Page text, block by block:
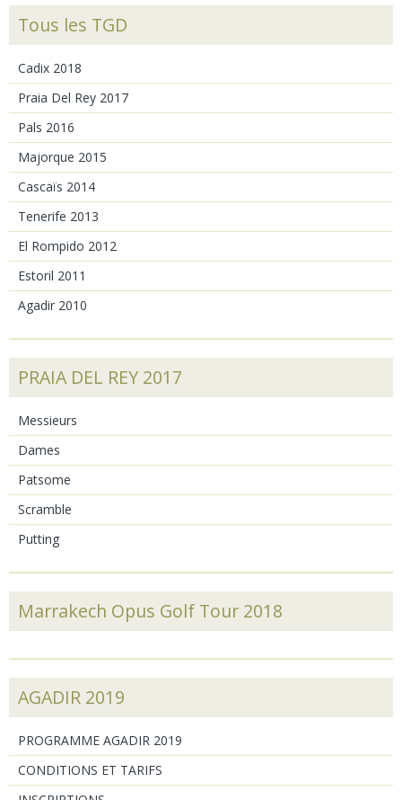
Tous les TGD
Cadix 2018
Praia Del Rey 2017
Pals 2016
Majorque 2015
Cascaïs 2014
Tenerife 2013
El Rompido 2012
Estoril 2011
Agadir 2010
PRAIA DEL REY 2017
Messieurs
Dames
Patsome
Scramble
Putting
Marrakech Opus Golf Tour 2018
AGADIR 2019
PROGRAMME AGADIR 2019
CONDITIONS ET TARIFS